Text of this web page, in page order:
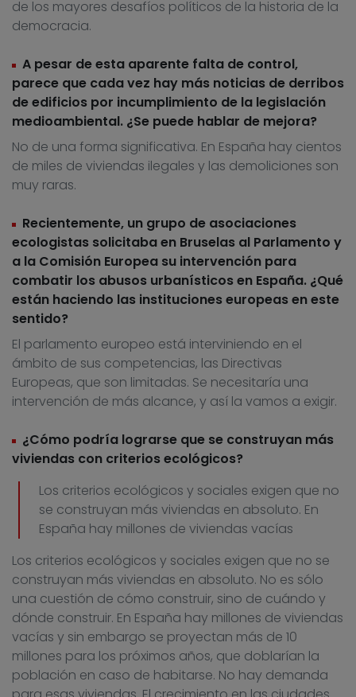
de los mayores desafíos políticos de la historia de la
democracia.
A pesar de esta aparente falta de control,
parece que cada vez hay más noticias de derribos
de edificios por incumplimiento de la legislación
medioambiental. ¿Se puede hablar de mejora?
No de una forma significativa. En España hay cientos
de miles de viviendas ilegales y las demoliciones son
muy raras.
Recientemente, un grupo de asociaciones
ecologistas solicitaba en Bruselas al Parlamento y
a la Comisión Europea su intervención para
combatir los abusos urbanísticos en España. ¿Qué
están haciendo las instituciones europeas en este
sentido?
El parlamento europeo está interviniendo en el
ámbito de sus competencias, las Directivas
Europeas, que son limitadas. Se necesitaría una
intervención de más alcance, y así la vamos a exigir.
¿Cómo podría lograrse que se construyan más
viviendas con criterios ecológicos?
Los criterios ecológicos y sociales exigen que no
se construyan más viviendas en absoluto. En
España hay millones de viviendas vacías
Los criterios ecológicos y sociales exigen que no se
construyan más viviendas en absoluto. No es sólo
una cuestión de cómo construir, sino de cuándo y
dónde construir. En España hay millones de viviendas
vacías y sin embargo se proyectan más de 10
millones para los próximos años, que doblarían la
población en caso de habitarse. No hay demanda